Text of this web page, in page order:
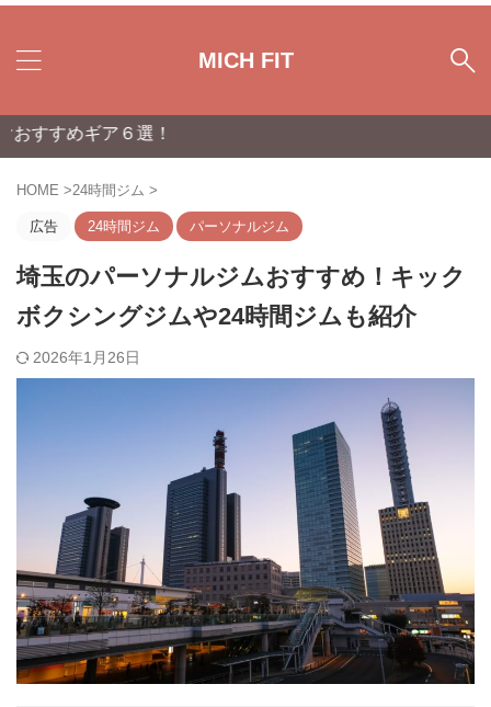
MICH FIT
６選！
HOME >24時間ジム >
広告 24時間ジム パーソナルジム
埼玉のパーソナルジムおすすめ！キック
ボクシングジムや24時間ジムも紹介
2026年1月26日